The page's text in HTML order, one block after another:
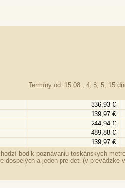
Termíny od: 15.08., 4, 8, 5, 15
336,93 €
139,97 €
244,94 €
489,88 €
139,97 €
bod k poznávaniu toskánskych
a jeden pre deti (v prevádzke